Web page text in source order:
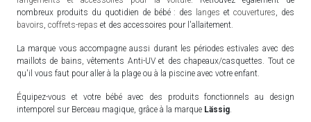
nombreux produits du quotidien de bébé : des
langes etcouvertures, des
bavoirs, coffrets-repas et des accessoires pour l'allaitement.
La marque vous accompagne aussi durant les périodes estivales avec des
maillots de bains, vêtements Anti-UV et des chapeaux/casquettes. Tout ce
qu'il vous faut pour aller à la plage ou à la piscine avec votre enfant.
Équipez-vous et votre bébé avec des produits fonctionnels au design
intemporel sur Berceau magique, grâce à la marque Lässig.